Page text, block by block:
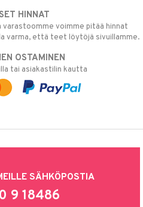
HINNAT
voimme pitää hinnat
varma, että teet löytöjä sivuillamme.
OSTAMINEN
tai asiakastilin kautta
SÄHKÖPOSTIA
9 18486